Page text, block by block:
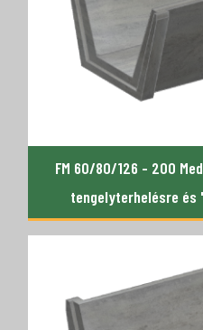
FM 60/80/126 - 200
tengelyterhelésre és